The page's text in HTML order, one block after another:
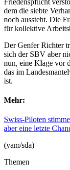
dem die siebte
noch aussteht. Die
für kollektive
Der Genfer Richter
sich der SBV aber
nun, eine Klage vor
das im
ist.
Mehr:
Swiss-Piloten
aber eine letzte
(yam/sda)
Themen